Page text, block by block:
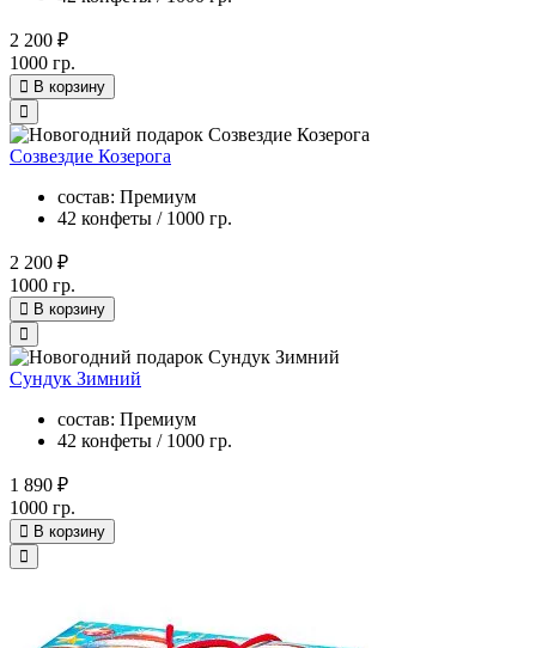
2 200 ₽
1000 гр.
В корзину
Созвездие Козерога
состав: Премиум
42 конфеты / 1000 гр.
2 200 ₽
1000 гр.
В корзину
Сундук Зимний
состав: Премиум
42 конфеты / 1000 гр.
1 890 ₽
1000 гр.
В корзину